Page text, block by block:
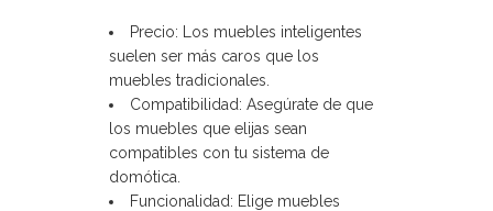
Precio: Los muebles inteligentes
suelen ser más caros que los
muebles tradicionales.
Compatibilidad: Asegúrate de que
los muebles que elijas sean
compatibles con tu sistema de
domótica.
Funcionalidad: Elige muebles